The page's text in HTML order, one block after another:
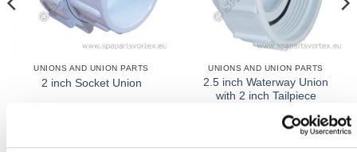
UNIONS AND UNION PARTS
2 inch Socket Union
UNIONS AND UNION PARTS
2.5 inch Waterway Union
with 2 inch Tailpiece
IKKE PÅ LAGER